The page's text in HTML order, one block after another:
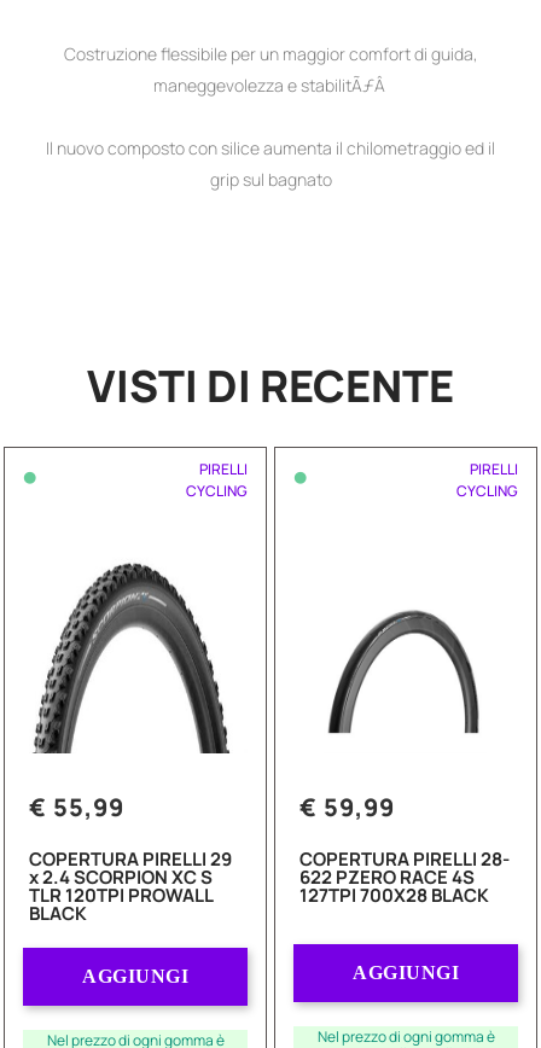
Costruzione flessibile per un maggior comfort di guida,
maneggevolezza e stabilitÃƒÂ
Il nuovo composto con silice aumenta il chilometraggio ed il
grip sul bagnato
VISTI DI RECENTE
•
PIRELLI
CYCLING
€ 55,99
COPERTURA PIRELLI 29
x 2.4 SCORPION XC S
TLR 120TPI PROWALL
BLACK
AGGIUNGI
Nel prezzo di ogni gomma è
•
PIRELLI
CYCLING
€ 59,99
COPERTURA PIRELLI 28-
622 PZERO RACE 4S
127TPI 700X28 BLACK
AGGIUNGI
Nel prezzo di ogni gomma è